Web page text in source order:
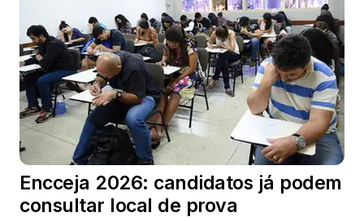
Encceja 2026: candidatos já podem
consultar local de prova